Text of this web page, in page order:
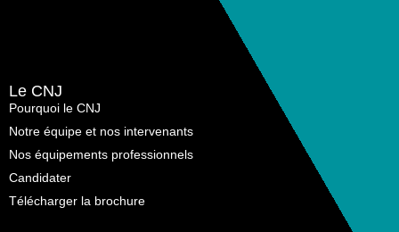
Le CNJ
Pourquoi le CNJ
Notre équipe et nos intervenants
Nos équipements professionnels
Candidater
Télécharger la brochure